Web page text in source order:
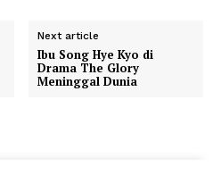
Next article
Ibu Song Hye Kyo di
Drama The Glory
Meninggal Dunia